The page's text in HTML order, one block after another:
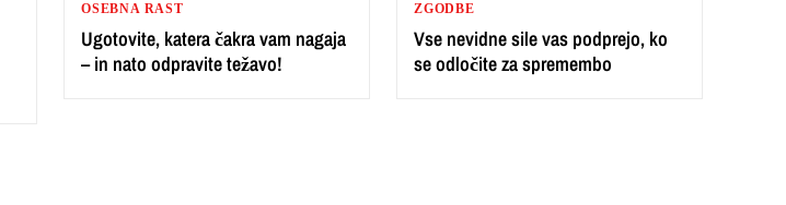
OSEBNA RAST
Ugotovite, katera čakra vam nagaja
– in nato odpravite težavo!
ZGODBE
Vse nevidne sile vas podprejo, ko
se odločite za spremembo